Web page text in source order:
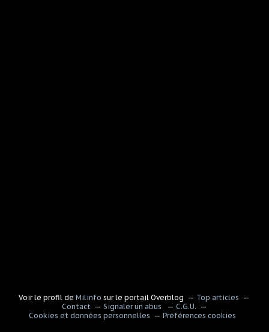
Voir le profil deMilinfo sur le portail Overblog
Top articles
Contact
Signaler un abus
C.G.U.
Cookies et données personnelles
Préférences cookies